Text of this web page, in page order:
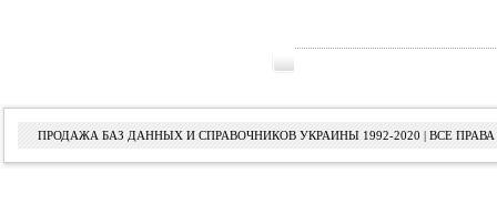
ПРОДАЖА БАЗ ДАННЫХ И СПРАВОЧНИКОВ УКРАИНЫ 1992-2020 | ВСЕ